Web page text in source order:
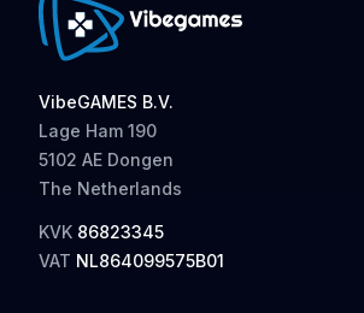
VibeGAMES B.V.
Lage Ham 190
5102 AE Dongen
The Netherlands
KVK 86823345
VAT NL864099575B01